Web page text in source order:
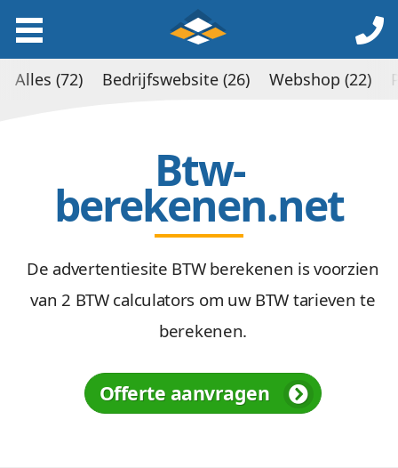
Btw-
berekenen.net
De advertentiesite BTW berekenen is voorzien
van 2 BTW calculators om uw BTW tarieven te
berekenen.
Offerte aanvragen
Alles (72) Bedrijfswebsite (26) Webshop (22)